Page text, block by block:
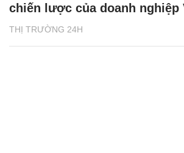
THỊ TRƯỜNG 24H
chiến lược của doanh nghiệp